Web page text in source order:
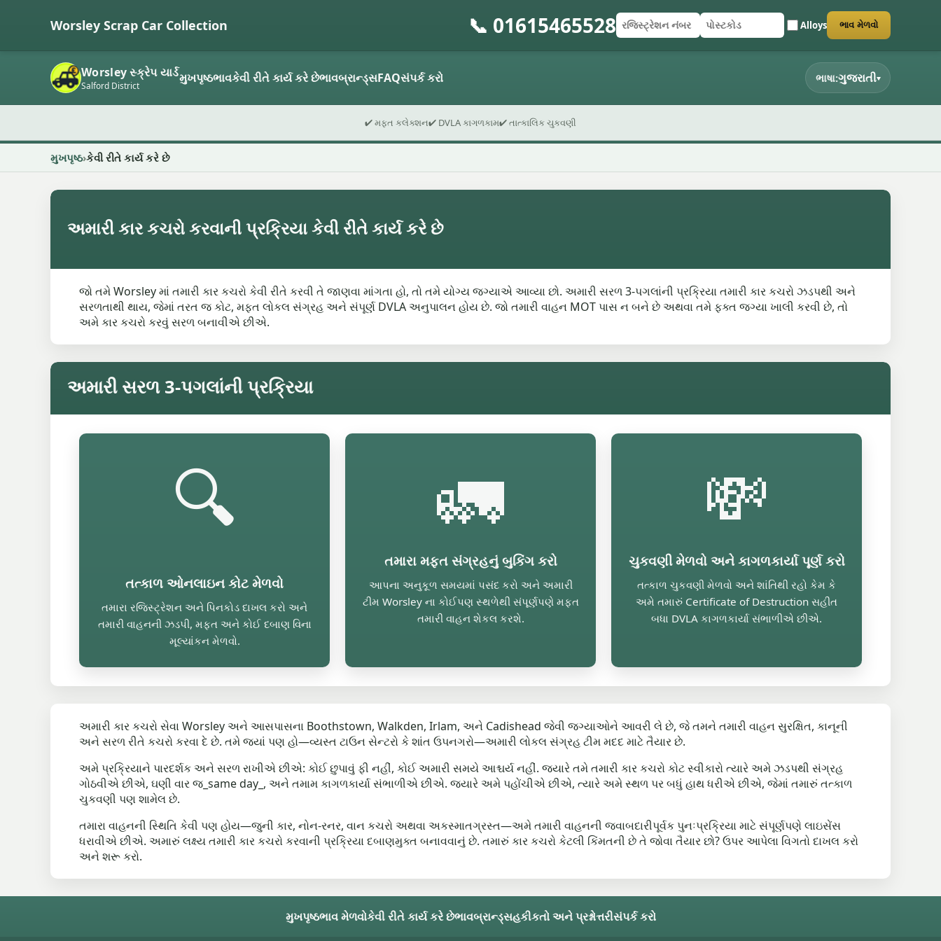
Worsley Scrap Car Collection 📞 01615465528રજિસ્ટ્રેશન નંબર
પોસ્ટકોડ Alloys
ફોર્મ સબમિટ કરો ભાવ મેળવો
Worsley સ્ક્રેપ યાર્ડ
Salford District મુખપૃષ્ઠભાવકેવી રીતે કાર્ય કરે છેભાવબ્રાન્ડ્સFAQસંપર્ક કરો ભાષા:ગુજરાતી▾
✔ મફત કલેક્શન✔ DVLA કાગળકામ✔ તાત્કાલિક ચુકવણી
મુખપૃષ્ઠ કેવી રીતે કાર્ય કરે છે
અમારી કાર કચરો કરવાની પ્રક્રિયા કેવી રીતે કાર્ય કરે છે
જો તમે Worsley માં તમારી કાર કચરો કેવી રીતે કરવી તે જાણવા માંગતા હો, તો તમે યોગ્ય જગ્યાએ આવ્યા છો. અમારી સરળ 3-પગલાંની પ્રક્રિયા તમારી કાર કચરો ઝડપથી અને
સરળતાથી થાય, જેમાં તરત જ કોટ, મફત લોકલ સંગ્રહ અને સંપૂર્ણ DVLA અનુપાલન હોય છે. જો તમારી વાહન MOT પાસ ન બને છે અથવા તમે ફક્ત જગ્યા ખાલી કરવી છે, તો
અમે કાર કચરો કરવું સરળ બનાવીએ છીએ.
અમારી સરળ 3-પગલાંની પ્રક્રિયા
🔍
તત્કાળ ઓનલાઇન કોટ મેળવો
તમારા રજિસ્ટ્રેશન અને પિનકોડ દાખલ કરો અને
તમારી વાહનની ઝડપી, મફત અને કોઈ દબાણ વિના
મૂલ્યાંકન મેળવો.
🚛
તમારા મફત સંગ્રહનું બુકિંગ કરો
આપના અનુકૂળ સમયમાં પસંદ કરો અને અમારી
ટીમ Worsley ના કોઈપણ સ્થળેથી સંપૂર્ણપણે મફત
તમારી વાહન શેકલ કરશે.
💸
ચુકવણી મેળવો અને કાગળકાર્યા પૂર્ણ કરો
તત્કાળ ચુકવણી મેળવો અને શાંતિથી રહો કેમ કે
અમે તમારું Certificate of Destruction સહીત
બધા DVLA કાગળકાર્યા સંભાળીએ છીએ.
અમારી કાર કચરો સેવા Worsley અને આસપાસના Boothstown, Walkden, Irlam, અને Cadishead જેવી જગ્યાઓને આવરી લે છે, જે તમને તમારી વાહન સુરક્ષિત, કાનૂની
અને સરળ રીતે કચરો કરવા દે છે. તમે જ્યાં પણ હો—વ્યસ્ત ટાઉન સેન્ટરો કે શાંત ઉપનગરો—અમારી લોકલ સંગ્રહ ટીમ મદદ માટે તૈયાર છે.
અમે પ્રક્રિયાને પારદર્શક અને સરળ રાખીએ છીએ: કોઈ છુપાવું ફી નહીં, કોઈ અમારી સમયે આશ્ચર્ય નહીં. જ્યારે તમે તમારી કાર કચરો કોટ સ્વીકારો ત્યારે અમે ઝડપથી સંગ્રહ
ગોઠવીએ છીએ, ઘણી વાર જ_same day_, અને તમામ કાગળકાર્યા સંભાળીએ છીએ. જ્યારે અમે પહોંચીએ છીએ, ત્યારે અમે સ્થળ પર બધું હાથ ધરીએ છીએ, જેમાં તમારું તત્કાળ
ચુકવણી પણ શામેલ છે.
તમારા વાહનની સ્થિતિ કેવી પણ હોય—જુની કાર, નોન-રનર, વાન કચરો અથવા અકસ્માતગ્રસ્ત—અમે તમારી વાહનની જવાબદારીપૂર્વક પુનઃપ્રક્રિયા માટે સંપૂર્ણપણે લાઇસેંસ
ધરાવીએ છીએ. અમારું લક્ષ્ય તમારી કાર કચરો કરવાની પ્રક્રિયા દબાણમુક્ત બનાવવાનું છે. તમારું કાર કચરો કેટલી કિંમતની છે તે જોવા તૈયાર છો? ઉપર આપેલા વિગતો દાખલ કરો
અને શરૂ કરો.
મુખપૃષ્ઠભાવ મેળવોકેવી રીતે કાર્ય કરે છેભાવબ્રાન્ડ્સહકીકતો અને પ્રશ્નોત્તરીસંપર્ક કરો